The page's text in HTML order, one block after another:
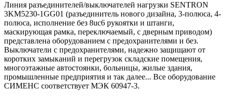
Линия разъединителей/выключателей нагрузки SENTRON
3KM5230-1GG01 (разъединитель нового дизайна, 3-полюса, 4-
полюса, исполнение без 8uc6 рукоятки и штанги,
маскирующая рамка, переключаемый, с дверным приводом)
представлена оборудованием с предохранителями и без.
Выключатели с предохранителями, надежно защищают от
коротких замыканий и перегрузок складские помещения,
многоэтажные автостоянки, больницы, жилые здания,
промышленные предприятия и так далее... Все оборудование
СИМЕНС соответствует МЭК 60947-3.